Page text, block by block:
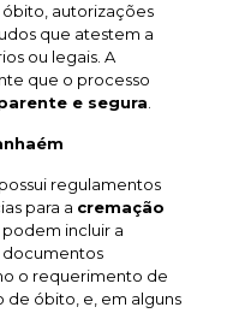
autorizações
que atestem a
ou legais. A
que o processo
e segura
regulamentos
para a cremação
podem incluir a
o requerimento de
óbito, e, em alguns